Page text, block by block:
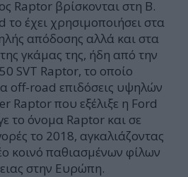
Raptor βρίσκονται στη Β.
έχει χρησιμοποιήσει στα
απόδοσης αλλά και στα
γκάμας της, ήδη από την
SVT Raptor, το οποίο
off-road επιδόσεις υψηλών
Raptor που εξέλιξε η Ford
το όνομα Raptor και σε
το 2018, αγκαλιάζοντας
κοινό παθιασμένων φίλων
στην Ευρώπη.